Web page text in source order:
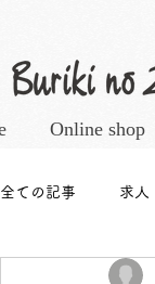
Online shop
全ての記事 求人